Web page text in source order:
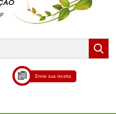
Envie sua receita